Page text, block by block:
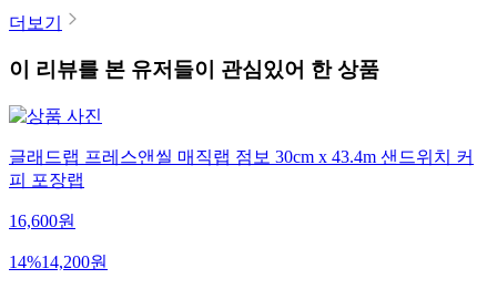
더보기
이 리뷰를 본 유저들이 관심있어 한 상품
글래드랩 프레스앤씰 매직랩 점보 30cm x 43.4m 샌드위치 커
피 포장랩
16,600원
14%14,200원